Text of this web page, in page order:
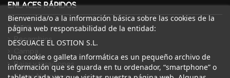
ENLACES RÁPIDOS
Inicio
Recambios
Bajas y tasaciones
Sobre Nosotros
Bienvenida/o a la información básica sobre las cookies de la
página web responsabilidad de la entidad:
DESGUACE EL OSTION S.L.
Una cookie o galleta informática es un pequeño archivo de
información que se guarda en tu ordenador, “smartphone” o